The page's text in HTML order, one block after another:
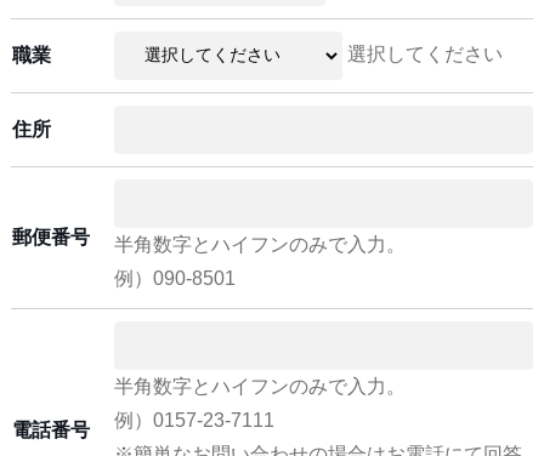
職業 選択してください
住所
郵便番号
半角数字とハイフンのみで入力。
例）090-8501
電話番号
半角数字とハイフンのみで入力。
例）0157-23-7111